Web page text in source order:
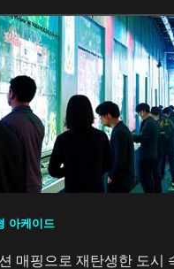
아케이드
매핑으로 재탄생한 도시